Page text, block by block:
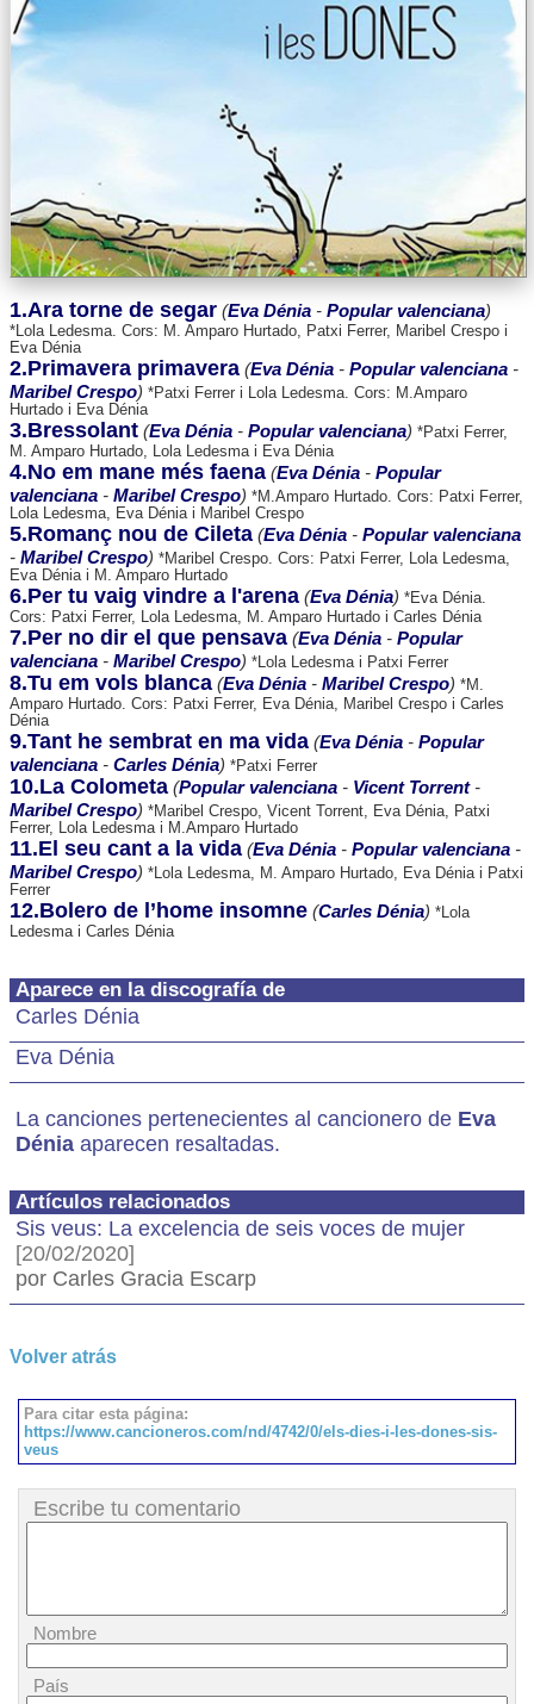
Aparece en la discografía de
Carles Dénia
Eva Dénia
La canciones pertenecientes al cancionero de Eva
Dénia aparecen resaltadas.
Artículos relacionados
Sis veus: La excelencia de seis voces de mujer
[20/02/2020]
por Carles Gracia Escarp
1.Ara torne de segar (Eva Dénia - Popular valenciana)
*Lola Ledesma. Cors: M. Amparo Hurtado, Patxi Ferrer, Maribel Crespo i
Eva Dénia
2.Primavera primavera (Eva Dénia - Popular valenciana -
Maribel Crespo) *Patxi Ferrer i Lola Ledesma. Cors: M.Amparo
Hurtado i Eva Dénia
3.Bressolant (Eva Dénia - Popular valenciana) *Patxi Ferrer,
M. Amparo Hurtado, Lola Ledesma i Eva Dénia
4.No em mane més faena (Eva Dénia - Popular
valenciana - Maribel Crespo) *M.Amparo Hurtado. Cors: Patxi Ferrer,
Lola Ledesma, Eva Dénia i Maribel Crespo
5.Romanç nou de Cileta (Eva Dénia - Popular valenciana
- Maribel Crespo) *Maribel Crespo. Cors: Patxi Ferrer, Lola Ledesma,
Eva Dénia i M. Amparo Hurtado
6.Per tu vaig vindre a l'arena (Eva Dénia) *Eva Dénia.
Cors: Patxi Ferrer, Lola Ledesma, M. Amparo Hurtado i Carles Dénia
7.Per no dir el que pensava (Eva Dénia - Popular
valenciana - Maribel Crespo) *Lola Ledesma i Patxi Ferrer
8.Tu em vols blanca (Eva Dénia - Maribel Crespo) *M.
Amparo Hurtado. Cors: Patxi Ferrer, Eva Dénia, Maribel Crespo i Carles
Dénia
9.Tant he sembrat en ma vida (Eva Dénia - Popular
valenciana - Carles Dénia) *Patxi Ferrer
10.La Colometa (Popular valenciana - Vicent Torrent-
Maribel Crespo) *Maribel Crespo, Vicent Torrent, Eva Dénia, Patxi
Ferrer, Lola Ledesma i M.Amparo Hurtado
11.El seu cant a la vida (Eva Dénia - Popular valenciana -
Maribel Crespo) *Lola Ledesma, M. Amparo Hurtado, Eva Dénia i Patxi
Ferrer
12.Bolero de l’home insomne (Carles Dénia) *Lola
Ledesma i Carles Dénia
Volver atrás
Para citar esta página:
https://www.cancioneros.com/nd/4742/0/els-dies-i-les-dones-sis-
veus
Escribe tu comentario
Nombre
País